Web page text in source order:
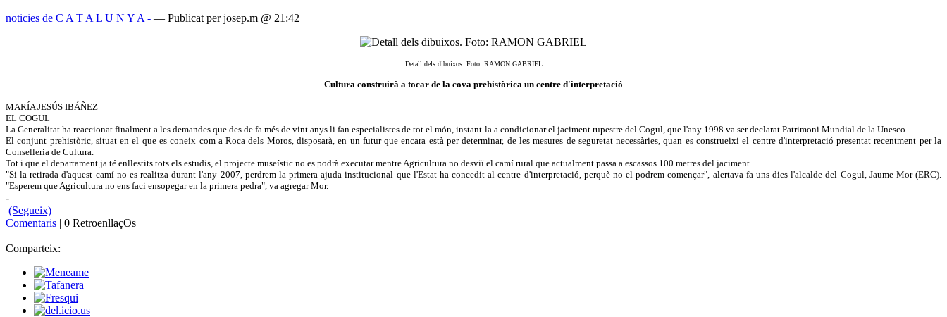
noticies de C A T A L U N Y A - — Publicat per josep.m @ 21:42
Detall dels dibuixos. Foto: RAMON GABRIEL
Cultura construirà a tocar de la cova prehistòrica un centre d'interpretació
MARÍA JESÚS IBÁÑEZ
EL COGUL
La Generalitat ha reaccionat finalment a les demandes que des de fa més de vint anys li fan especialistes de tot el món, instant-la a condicionar el jaciment rupestre del Cogul, que l'any 1998 va ser declarat Patrimoni Mundial de la Unesco.
El conjunt prehistòric, situat en el que es coneix com a Roca dels Moros, disposarà, en un futur que encara està per determinar, de les mesures de seguretat necessàries, quan es construeixi el centre d'interpretació presentat recentment per la
Conselleria de Cultura.
Tot i que el departament ja té enllestits tots els estudis, el projecte museístic no es podrà executar mentre Agricultura no desviï el camí rural que actualment passa a escassos 100 metres del jaciment.
"Si la retirada d'aquest camí no es realitza durant l'any 2007, perdrem la primera ajuda institucional que l'Estat ha concedit al centre d'interpretació, perquè no el podrem començar", alertava fa uns dies l'alcalde del Cogul, Jaume Mor (ERC).
"Esperem que Agricultura no ens faci ensopegar en la primera pedra", va agregar Mor.
-
(Segueix)
Comentaris | 0 RetroenllaçOs
Comparteix: